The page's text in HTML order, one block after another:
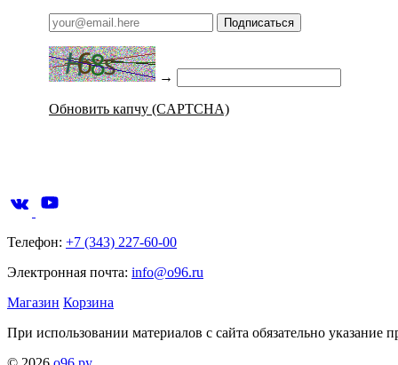
Подписаться
→
Обновить капчу (CAPTCHA)
Телефон: +7 (343) 227-60-00
Электронная почта: info@o96.ru
Магазин Корзина
При использовании материалов с сайта обязательно указание